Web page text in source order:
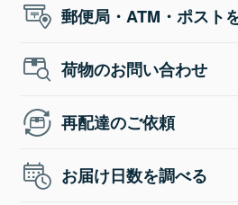
郵便局・ATM・ポスト
荷物のお問い合わせ
再配達のご依頼
お届け日数を調べる